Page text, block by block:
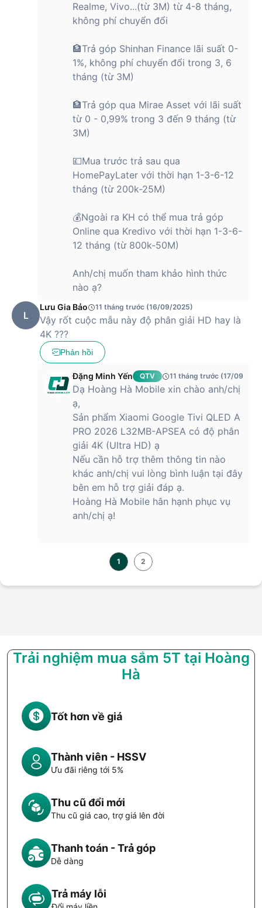
Realme, Vivo...(từ 3M) từ 4-8 tháng,
không phí chuyển đổi
🏦Trả góp Shinhan Finance lãi suất 0-
1%, không phí chuyển đổi trong 3, 6
tháng (từ 3M)
🏦Trả góp qua Mirae Asset với lãi suất
từ 0 - 0,99% trong 3 đến 9 tháng (từ
3M)
💷Mua trước trả sau qua
HomePayLater với thời hạn 1-3-6-12
tháng (từ 200k-25M)
💰Ngoài ra KH có thể mua trả góp
Online qua Kredivo với thời hạn 1-3-6-
12 tháng (từ 800k-50M)
Anh/chị muốn tham khảo hình thức
nào ạ?
L
Lưu Gia Bảo 11 tháng trước (16/09/2025)
Vậy rốt cuộc mẫu này độ phân giải HD hay là
4K ???
Phản hồi
Đặng Minh Yến QTV 11 tháng trước (17/09/
Dạ Hoàng Hà Mobile xin chào anh/chị
ạ,
Sản phẩm Xiaomi Google Tivi QLED A
PRO 2026 L32MB-APSEA có độ phân
giải 4K (Ultra HD) ạ
Nếu cần hỗ trợ thêm thông tin nào
khác anh/chị vui lòng bình luận tại đây
bên em hỗ trợ giải đáp ạ.
Hoàng Hà Mobile hân hạnh phục vụ
anh/chị ạ!
1 2
Trải nghiệm mua sắm 5T tại Hoàng
Hà
Tốt hơn về giá
Thành viên - HSSV
Ưu đãi riêng tới 5%
Thu cũ đổi mới
Thu cũ giá cao, trợ giá lên đời
Thanh toán - Trả góp
Dễ dàng
Trả máy lỗi